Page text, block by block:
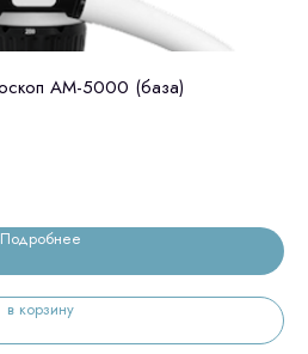
АМ-5000 (база)
Подробнее
в корзину